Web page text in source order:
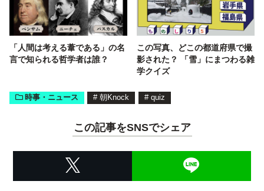
「人間は考える葦である」の名
言で知られる哲学者は誰？
この写真、どこの都道府県で撮
影された？ 「雪」にまつわる雑
学クイズ
時事・ニュース # 朝Knock # quiz
この記事をSNSでシェア